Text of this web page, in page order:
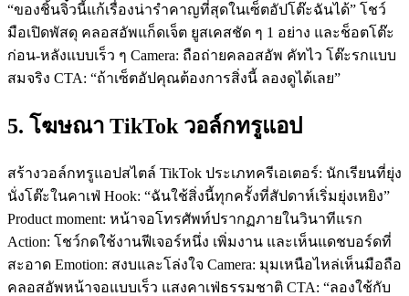
“ของชิ้นจิ๋วนี้แก้เรื่องน่ารำคาญที่สุดในเซ็ตอัปโต๊ะฉันได้” โชว์
มือเปิดพัสดุ คลอสอัพแก็ดเจ็ต ยูสเคสชัด ๆ 1 อย่าง และช็อตโต๊ะ
ก่อน-หลังแบบเร็ว ๆ Camera: ถือถ่ายคลอสอัพ คัทไว โต๊ะรกแบบ
สมจริง CTA: “ถ้าเซ็ตอัปคุณต้องการสิ่งนี้ ลองดูได้เลย”
5. โฆษณา TikTok วอล์กทรูแอป
สร้างวอล์กทรูแอปสไตล์ TikTok ประเภทครีเอเตอร์: นักเรียนที่ยุ่ง
นั่งโต๊ะในคาเฟ่ Hook: “ฉันใช้สิ่งนี้ทุกครั้งที่สัปดาห์เริ่มยุ่งเหยิง”
Product moment: หน้าจอโทรศัพท์ปรากฏภายในวินาทีแรก
Action: โชว์กดใช้งานฟีเจอร์หนึ่ง เพิ่มงาน และเห็นแดชบอร์ดที่
สะอาด Emotion: สงบและโล่งใจ Camera: มุมเหนือไหล่เห็นมือถือ
คลอสอัพหน้าจอแบบเร็ว แสงคาเฟ่ธรรมชาติ CTA: “ลองใช้กับ